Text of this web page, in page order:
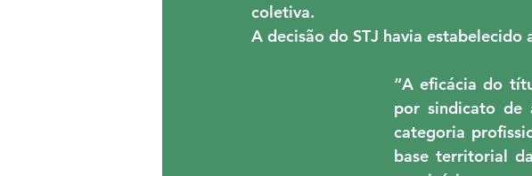
coletiva.
A decisão do STJ havia estabelecido
“A eficácia do
por sindicato de
categoria
base territorial